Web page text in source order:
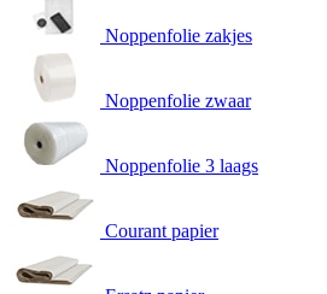
Noppenfolie zakjes
Noppenfolie zwaar
Noppenfolie 3 laags
Courant papier